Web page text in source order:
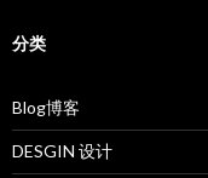
分类
Blog博客
DESGIN 设计